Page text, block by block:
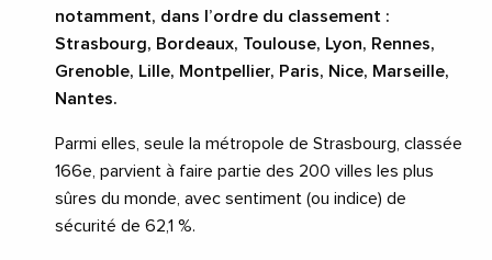
notamment, dans l’ordre du classement :
Strasbourg, Bordeaux, Toulouse, Lyon, Rennes,
Grenoble, Lille, Montpellier, Paris, Nice, Marseille,
Nantes.
Parmi elles, seule la métropole de Strasbourg, classée
166e, parvient à faire partie des 200 villes les plus
sûres du monde, avec sentiment (ou indice) de
sécurité de 62,1 %.